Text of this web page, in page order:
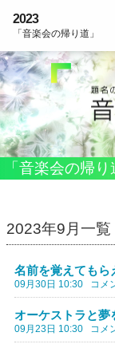
2023
「音楽会の帰り道」
「音楽会の帰り
2023年9月一覧
名前を覚えてもら
09月30日 10:30 コメ
オーケストラと夢
09月23日 10:30 コメ